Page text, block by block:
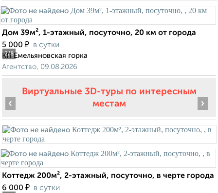
2/8
Дом 39м², 1-этажный, посуточно, 20 км от города
5 000 ₽ в сутки
КП Емельяновская горка
Агентство, 09.08.2026
Виртуальные 3D-туры по интересным
местам
‹ ›
Коттедж 200м², 2-этажный, посуточно, в черте города
6 000 ₽ в сутки